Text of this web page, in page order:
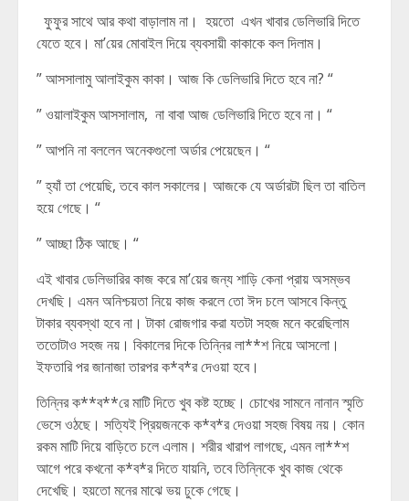
ফুফুর সাথে আর কথা বাড়ালাম না। হয়তো এখন খাবার ডেলিভারি দিতে
যেতে হবে। মা’য়ের মোবাইল দিয়ে ব্যবসায়ী কাকাকে কল দিলাম।
” আসসালামু আলাইকুম কাকা। আজ কি ডেলিভারি দিতে হবে না? “
” ওয়ালাইকুম আসসালাম, না বাবা আজ ডেলিভারি দিতে হবে না। “
” আপনি না বললেন অনেকগুলো অর্ডার পেয়েছেন। “
” হ্যাঁ তা পেয়েছি, তবে কাল সকালের। আজকে যে অর্ডারটা ছিল তা বাতিল
হয়ে গেছে। “
” আচ্ছা ঠিক আছে। “
এই খাবার ডেলিভারির কাজ করে মা’য়ের জন্য শাড়ি কেনা প্রায় অসম্ভব
দেখছি। এমন অনিশ্চয়তা নিয়ে কাজ করলে তো ঈদ চলে আসবে কিন্তু
টাকার ব্যবস্থা হবে না। টাকা রোজগার করা যতটা সহজ মনে করেছিলাম
ততোটাও সহজ নয়। বিকালের দিকে তিন্নির লা**শ নিয়ে আসলো।
ইফতারি পর জানাজা তারপর ক*ব*র দেওয়া হবে।
তিন্নির ক**ব**রে মাটি দিতে খুব কষ্ট হচ্ছে। চোখের সামনে নানান স্মৃতি
ভেসে ওঠছে। সত্যিই প্রিয়জনকে ক*ব*র দেওয়া সহজ বিষয় নয়। কোন
রকম মাটি দিয়ে বাড়িতে চলে এলাম। শরীর খারাপ লাগছে, এমন লা**শ
আগে পরে কখনো ক*ব*র দিতে যায়নি, তবে তিন্নিকে খুব কাজ থেকে
দেখেছি। হয়তো মনের মাঝে ভয় ঢুকে গেছে।